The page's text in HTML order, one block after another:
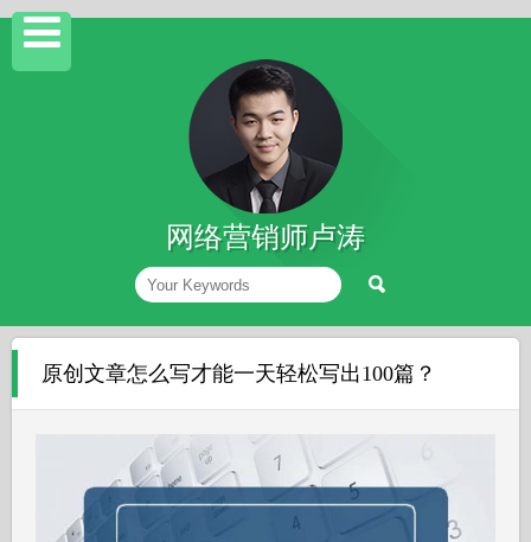
网络营销师卢涛
原创文章怎么写才能一天轻松写出100篇？